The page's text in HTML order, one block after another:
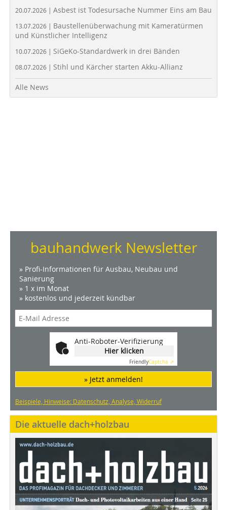
20.07.2026 | Asbest ist Todesursache Nummer Eins am Bau
13.07.2026 | Baustellenüberwachung mit Kameratürmen
und Künstlicher Intelligenz
10.07.2026 | SiGeKo-Standardwerk in drei Bänden
08.07.2026 | Stihl und Kärcher starten Akku-Allianz
Alle News
bauhandwerk Newsletter
» Profi-Informationen für Ausbau, Neubau und
Sanierung
» 1 x im Monat
» kostenlos und jederzeit kündbar
Anti-Roboter-Verifizierung
Hier klicken
FriendlyCaptcha ⇗
» Jetzt anmelden!
Beispiele, Hinweise: Datenschutz, Analyse, Widerruf
Die aktuelle dach+holzbau